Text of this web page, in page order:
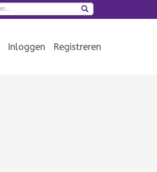
Zoeken
Inloggen Registreren